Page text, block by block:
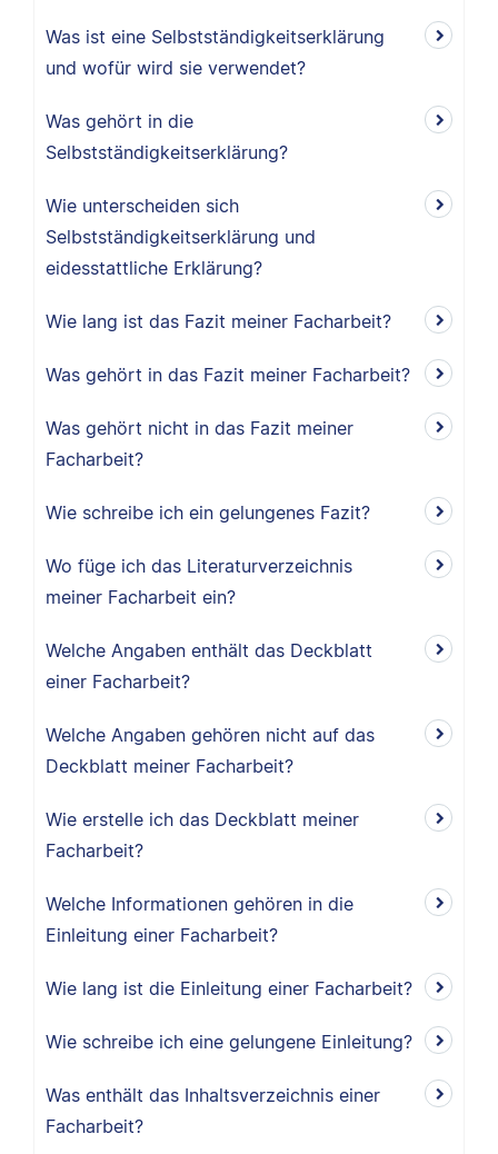
Was ist eine Selbstständigkeitserklärung
und wofür wird sie verwendet?
Was gehört in die
Selbstständigkeitserklärung?
Wie unterscheiden sich
Selbstständigkeitserklärung und
eidesstattliche Erklärung?
Wie lang ist das Fazit meiner Facharbeit?
Was gehört in das Fazit meiner Facharbeit?
Was gehört nicht in das Fazit meiner
Facharbeit?
Wie schreibe ich ein gelungenes Fazit?
Wo füge ich das Literaturverzeichnis
meiner Facharbeit ein?
Welche Angaben enthält das Deckblatt
einer Facharbeit?
Welche Angaben gehören nicht auf das
Deckblatt meiner Facharbeit?
Wie erstelle ich das Deckblatt meiner
Facharbeit?
Welche Informationen gehören in die
Einleitung einer Facharbeit?
Wie lang ist die Einleitung einer Facharbeit?
Wie schreibe ich eine gelungene Einleitung?
Was enthält das Inhaltsverzeichnis einer
Facharbeit?